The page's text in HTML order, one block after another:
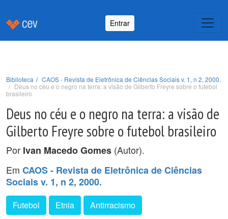
Entrar
Biblioteca
CAOS - Revista de Eletrônica de Ciências Sociais v. 1, n 2, 2000.
Deus no céu e o negro na terra: a visão de Gilberto Freyre sobre o futebol
brasileiro
Deus no céu e o negro na terra: a visão de
Gilberto Freyre sobre o futebol brasileiro
Por Ivan Macedo Gomes (Autor).
Em CAOS - Revista de Eletrônica de Ciências
Sociais v. 1, n 2, 2000.
Futebol Etnia Antirracismo